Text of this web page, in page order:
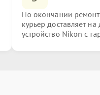
По окончании
курьер доставляет
устройство Nikon с